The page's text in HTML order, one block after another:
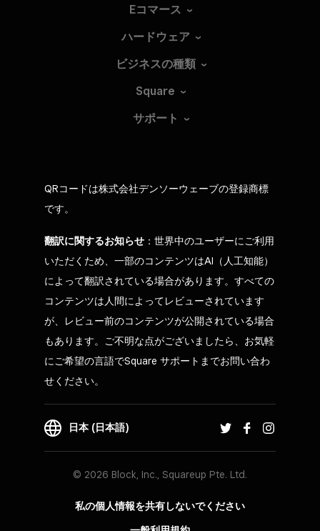
Eコマース
ハードウェア
ビジネスの種類
Square
サポート
QRコードは株式会社デンソーウェーブの登録商標
です。
翻訳に関するお知らせ ：世界中のユーザーにご利用
いただくため、一部のコンテンツはAI（人工知能）
によって翻訳されている場合があります。すべての
コンテンツは人間によってレビューされています
が、レビュー前のコンテンツが公開されている場合
もあります。ご不明な点がございましたら、お気軽
にご希望の言語でSquare サポートまでお問い合わ
せください。
日本 (日本語)
© 2026 Block, Inc., Squareup Pte. Ltd.
私の個人情報を共有しないでください